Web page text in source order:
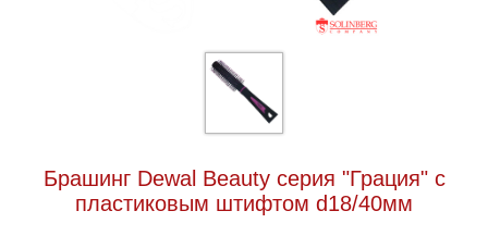
Брашинг Dewal Beauty серия "Грация" с
пластиковым штифтом d18/40мм